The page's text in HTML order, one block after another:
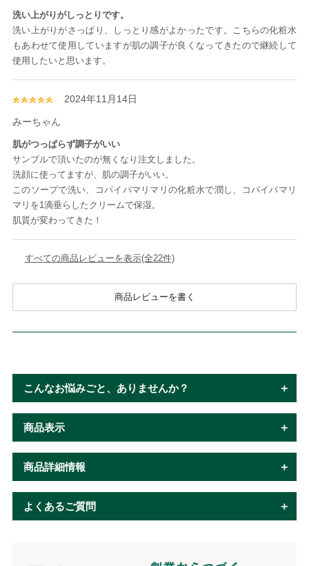
洗い上がりがしっとりです。
洗い上がりがさっぱり、しっとり感がよかったです。こちらの化粧水
もあわせて使用していますが肌の調子が良くなってきたので継続して
使用したいと思います。
2024年11月14日
みーちゃん
肌がつっぱらず調子がいい
サンプルで頂いたのが無くなり注文しました。
洗顔に使ってますが、肌の調子がいい。
このソープで洗い、コパイバマリマリの化粧水で潤し、コパイバマリ
マリを1滴垂らしたクリームで保湿。
肌質が変わってきた！
すべての商品レビューを表示(全22件)
商品レビューを書く
こんなお悩みごと、ありませんか？
商品表示
商品詳細情報
よくあるご質問